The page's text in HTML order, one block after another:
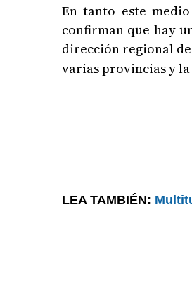
En tanto este
confirman que hay
dirección regional de
varias provincias y
LEA TAMBIÉN: